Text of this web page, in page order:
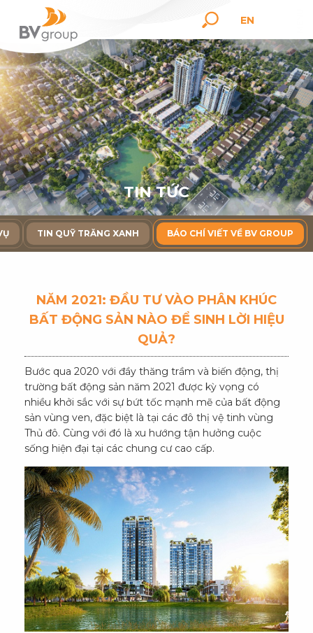
EN
TIN TỨC
TIN QUỸ TRĂNG XANH BÁO CHÍ VIẾT VỀ BV GROUP
NĂM 2021: ĐẦU TƯ VÀO PHÂN KHÚC
BẤT ĐỘNG SẢN NÀO ĐỂ SINH LỜI HIỆU
QUẢ?
Bước qua 2020 với đầy thăng trầm và biến động, thị
trường bất động sản năm 2021 được kỳ vọng có
nhiều khởi sắc với sự bứt tốc mạnh mẽ của bất động
sản vùng ven, đặc biệt là tại các đô thị vệ tinh vùng
Thủ đô. Cùng với đó là xu hướng tận hưởng cuộc
sống hiện đại tại các chung cư cao cấp.